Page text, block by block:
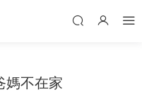
媽不在家